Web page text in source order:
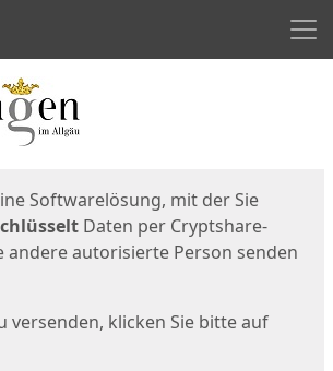
Softwarelösung, mit der Sie
Daten per Cryptshare-
andere autorisierte Person senden
versenden, klicken Sie bitte auf